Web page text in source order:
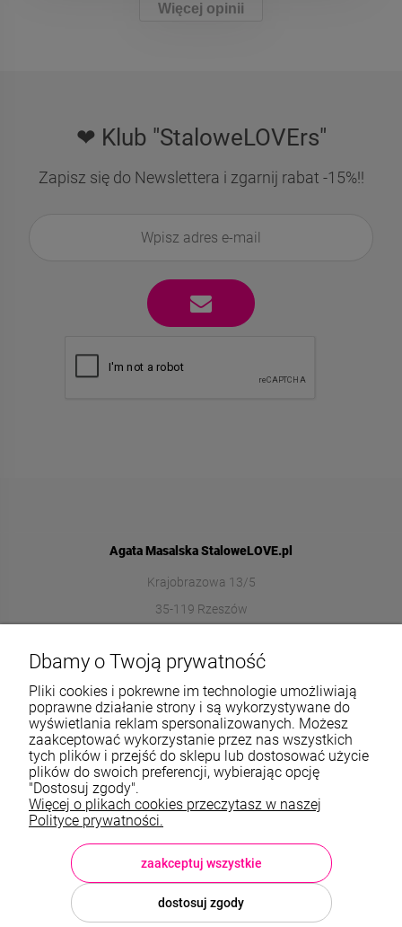
Więcej opinii
❤ Klub "StaloweLOVErs"
Zapisz się do Newslettera i zgarnij rabat -15%!!
Agata Masalska StaloweLOVE.pl
Krajobrazowa 13/5
35-119 Rzeszów
572989669
Informacje
O nas
TWOJE KONTO
Sklep: StaloweLOVE, Krajobrazowa 13/5, 35-119 Rzeszów, woj.
podkarpackie, NIP: 8133612433, tel.:572 989 669
sklep@stalowelove.com.pl
Dbamy o Twoją prywatność
Pliki cookies i pokrewne im technologie umożliwiają
poprawne działanie strony i są wykorzystywane do
wyświetlania reklam spersonalizowanych. Możesz
zaakceptować wykorzystanie przez nas wszystkich
tych plików i przejść do sklepu lub dostosować użycie
plików do swoich preferencji, wybierając opcję
"Dostosuj zgody".
Więcej o plikach cookies przeczytasz w naszej
Polityce prywatności.
dostosuj zgody
zaakceptuj wszystkie